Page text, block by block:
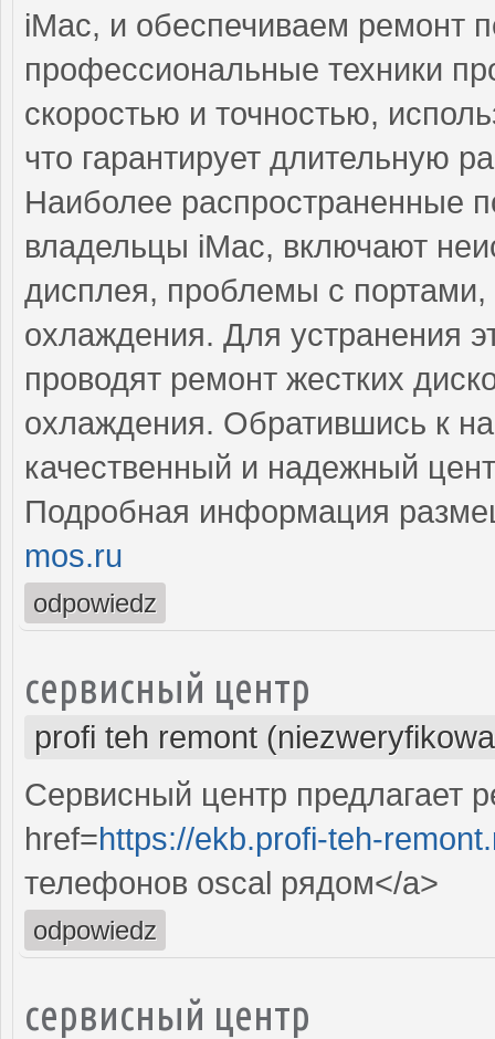
iMac, и обеспечиваем ремонт
профессиональные техники
скоростью и точностью,
что гарантирует длительную
Наиболее распространенные
владельцы iMac, включают
дисплея, проблемы с
охлаждения. Для устранения
проводят ремонт жестких
охлаждения. Обратившись к
качественный и надежный
Подробная информация
mos.ru
odpowiedz
сервисный центр
profi teh remont
Сервисный центр предлагает
href=https://ekb.profi-teh-
телефонов oscal рядом</a>
odpowiedz
сервисный центр